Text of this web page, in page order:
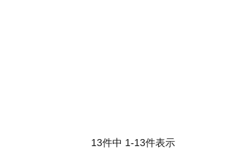
13件中 1-13件表示